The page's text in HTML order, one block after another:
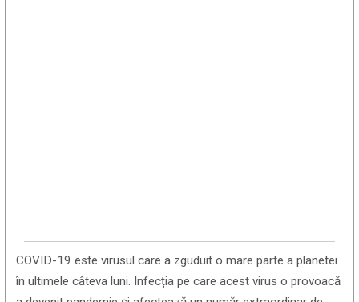
COVID-19 este virusul care a zguduit o mare parte a planetei
în ultimele câteva luni. Infecția pe care acest virus o provoacă